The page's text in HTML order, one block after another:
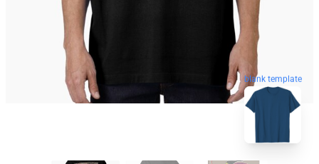
blank template